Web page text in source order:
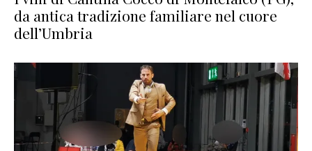
da antica tradizione familiare nel cuore
dell’Umbria